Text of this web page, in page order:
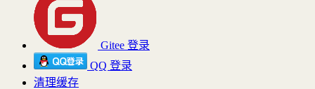
Gitee 登录
QQ 登录
清理缓存